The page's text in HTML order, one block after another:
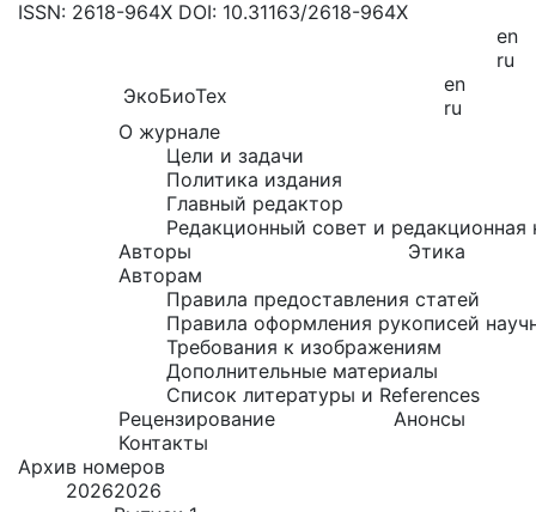
ISSN: 2618-964X DOI: 10.31163/2618-964X
en
ru
ЭкоБиоТех
en
ru
О журнале
Цели и задачи
Политика издания
Главный редактор
Редакционный совет и редакционная
Авторы
Этика
Авторам
Правила предоставления статей
Правила оформления рукописей
Требования к изображениям
Дополнительные материалы
Список литературы и References
Рецензирование
Анонсы
Контакты
Архив номеров
20262026